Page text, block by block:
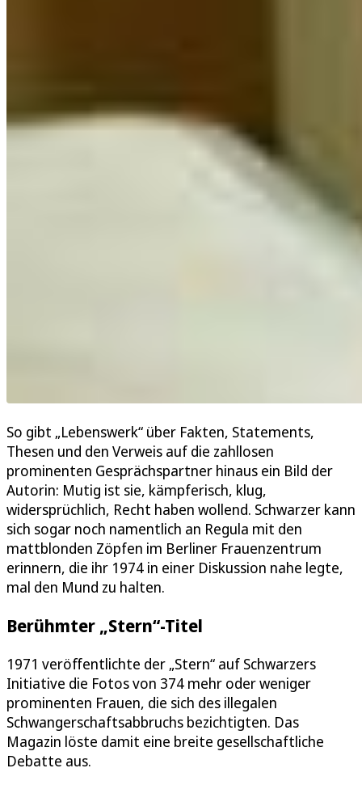
So gibt „Lebenswerk“ über Fakten, Statements,
Thesen und den Verweis auf die zahllosen
prominenten Gesprächspartner hinaus ein Bild der
Autorin: Mutig ist sie, kämpferisch, klug,
widersprüchlich, Recht haben wollend. Schwarzer kann
sich sogar noch namentlich an Regula mit den
mattblonden Zöpfen im Berliner Frauenzentrum
erinnern, die ihr 1974 in einer Diskussion nahe legte,
mal den Mund zu halten.
Berühmter „Stern“-Titel
1971 veröffentlichte der „Stern“ auf Schwarzers
Initiative die Fotos von 374 mehr oder weniger
prominenten Frauen, die sich des illegalen
Schwangerschaftsabbruchs bezichtigten. Das
Magazin löste damit eine breite gesellschaftliche
Debatte aus.